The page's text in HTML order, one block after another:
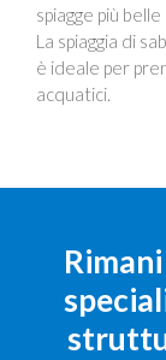
spiagge più
La spiaggia di
è ideale per
acquatici.